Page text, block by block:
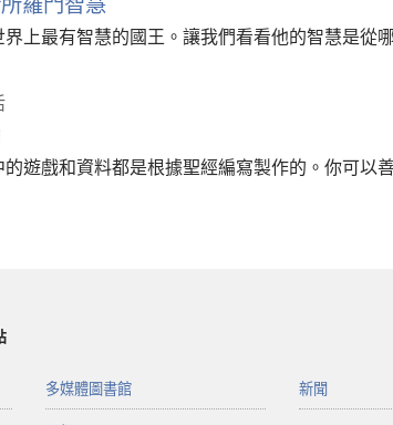
上最有智慧的國王。讓我們看看他的智慧是從
遊戲和資料都是根據聖經編寫製作的。你可以
多媒體圖書館 新聞